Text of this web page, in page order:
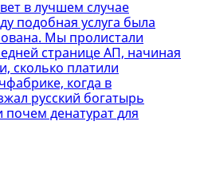
в лучшем случае
подобная услуга была
Мы пролистали
странице АП, начиная
сколько платили
когда в
русский богатырь
денатурат для